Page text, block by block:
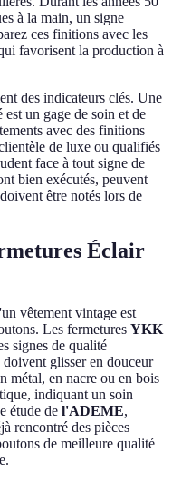
à la main, un signe
ces finitions avec les
favorisent la production à
des indicateurs clés. Une
un gage de soin et de
avec des finitions
de luxe ou qualifiés
face à tout signe de
bien exécutés, peuvent
être notés lors de
Éclair
vêtement vintage est
Les fermetures YKK
signes de qualité
glisser en douceur
métal, en nacre ou en bois
indiquant un soin
étude de l'ADEME,
rencontré des pièces
de meilleure qualité